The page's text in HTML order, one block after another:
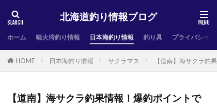
北海道釣り情報ブログ
ホーム 噴火湾釣り情報 日本海釣り情報 釣り具 プライバシー
HOME 日本海釣り情報 サクラマス 【道南】海サクラ釣
【道南】海サクラ釣果情報！爆釣ポイントで